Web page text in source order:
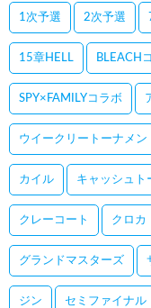
1次予選 2次予選
15章HELL BLEACH
SPY×FAMILYコラボ
ウイークリートーナメン
カイル キャッシュト
クレーコート クロカ
グランドマスターズ
ジン セミファイナル